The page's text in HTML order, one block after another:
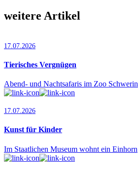
weitere Artikel
17.07.2026
Tierisches Vergnügen
Abend- und Nachtsafaris im Zoo Schwerin
17.07.2026
Kunst für Kinder
Im Staatlichen Museum wohnt ein Einhorn